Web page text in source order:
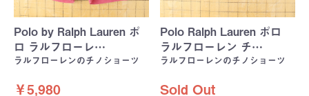
Polo by Ralph Lauren ポ
ロ ラルフローレ…
ラルフローレンのチノショーツ
￥5,980
Polo Ralph Lauren ポロ
ラルフローレン チ…
ラルフローレンのチノショーツ
Sold Out